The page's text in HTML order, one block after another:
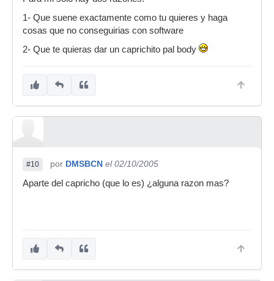
1- Que suene exactamente como tu quieres y haga
cosas que no conseguirias con software
2- Que te quieras dar un caprichito pal body
#10 por DMSBCN el 02/10/2005
Aparte del capricho (que lo es) ¿alguna razon mas?